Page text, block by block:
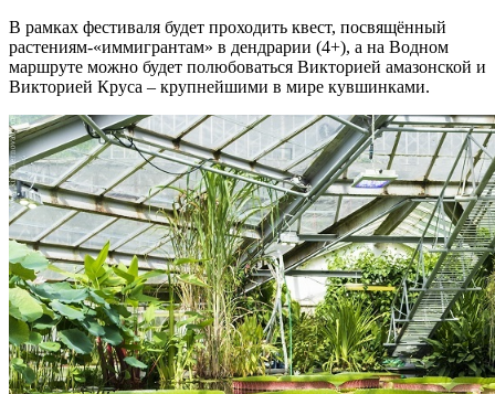
В рамках фестиваля будет проходить квест, посвящённый
растениям-«иммигрантам» в дендрарии (4+), а на Водном
маршруте можно будет полюбоваться Викторией амазонской и
Викторией Круса – крупнейшими в мире кувшинками.